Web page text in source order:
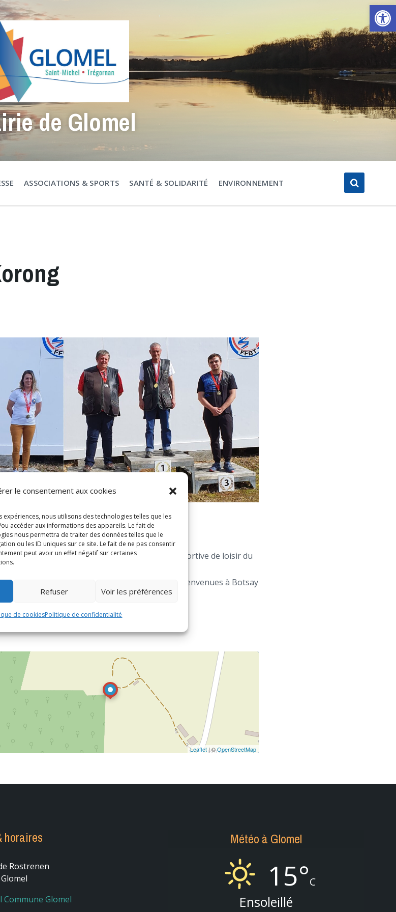
Ouvrir la barre d’outils
le consentement aux cookies
expériences, nous utilisons des technologies telles que les
accéder aux informations des appareils. Le fait de
nous permettra de traiter des données telles que le
ou les ID uniques sur ce site. Le fait de ne pas consentir
peut avoir un effet négatif sur certaines
Refuser Voir les préférences
de cookiesPolitique de confidentialité
de Glomel
ASSOCIATIONS & SPORTS SANTÉ & SOLIDARITÉ ENVIRONNEMENT
par le grand public développer la pratique sportive de loisir du
ou confirmées, par le ball-trap sont les bienvenues à Botsay
Leaflet| ©OpenStreetMap
horaires
Rostrenen
Commune Glomel
Météo à Glomel
15°C
Ensoleillé